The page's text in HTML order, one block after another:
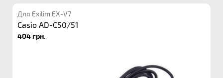
Для Exilim EX-V7
Casio AD-C50/51
404 грн.